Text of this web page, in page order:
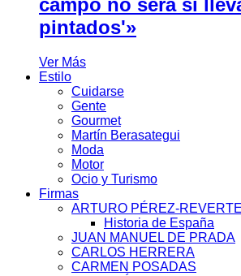
campo no será si
pintados'»
Ver Más
Estilo
Cuidarse
Gente
Gourmet
Martín Berasategui
Moda
Motor
Ocio y Turismo
Firmas
ARTURO PÉREZ-REVERTE
Historia de España
JUAN MANUEL DE PRADA
CARLOS HERRERA
CARMEN POSADAS